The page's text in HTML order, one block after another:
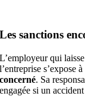
Les sanctions
L’employeur qui
l’entreprise s’expose
concerné. Sa
engagée si un